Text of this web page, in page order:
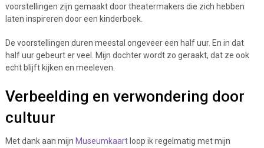
voorstellingen zijn gemaakt door theatermakers die zich hebben
laten inspireren door een kinderboek.
De voorstellingen duren meestal ongeveer een half uur. En in dat
half uur gebeurt er veel. Mijn dochter wordt zo geraakt, dat ze ook
echt blijft kijken en meeleven.
Verbeelding en verwondering door
cultuur
Met dank aan mijn Museumkaartloop ik regelmatig met mijn